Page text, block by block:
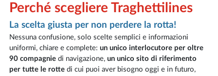
Perché scegliere Traghettilines
La scelta giusta per non perdere la rotta!
Nessuna confusione, solo scelte semplici e informazioni
uniformi, chiare e complete: un unico interlocutore per oltre
90 compagniedi navigazione, un unico sito di riferimento
per tutte le rottedi cui puoi aver bisogno oggi e in futuro,